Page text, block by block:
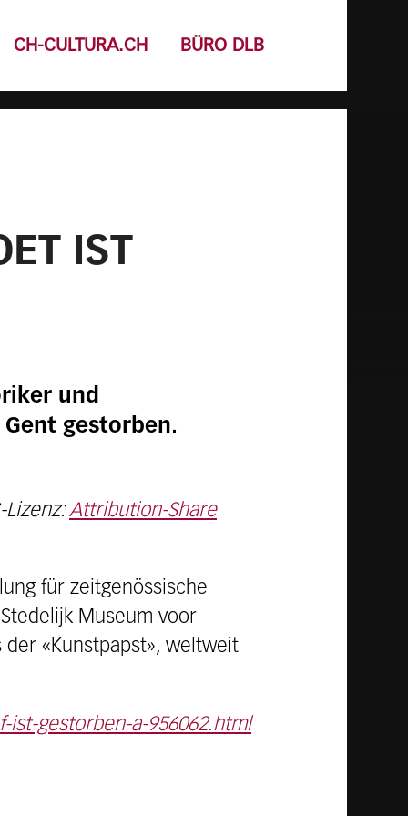
CH-CULTURA.CH BÜRO DLB
IST
und
gestorben.
Lizenz:Attribution-Share
für zeitgenössische
Museum voor
«Kunstpapst», weltweit
gestorben-a-956062.html